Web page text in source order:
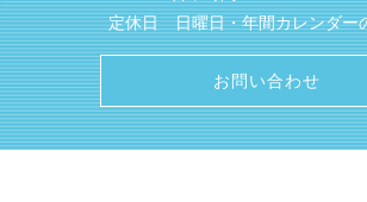
定休日 日曜日・年間カレンダー
お問い合わせ